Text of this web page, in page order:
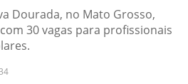
Dourada, no Mato Grosso,
30 vagas para profissionais